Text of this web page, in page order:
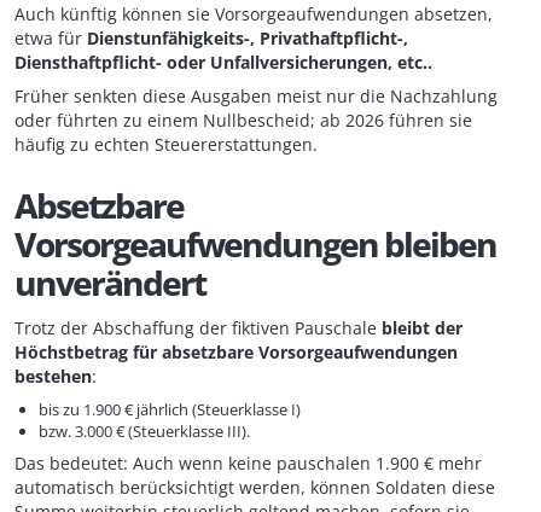
Auch künftig können sie Vorsorgeaufwendungen absetzen,
etwa für Dienstunfähigkeits-, Privathaftpflicht-,
Diensthaftpflicht- oder Unfallversicherungen, etc..
Früher senkten diese Ausgaben meist nur die Nachzahlung
oder führten zu einem Nullbescheid; ab 2026 führen sie
häufig zu echten Steuererstattungen.
Absetzbare
Vorsorgeaufwendungen bleiben
unverändert
Trotz der Abschaffung der fiktiven Pauschale bleibt der
Höchstbetrag für absetzbare Vorsorgeaufwendungen
bestehen:
bis zu 1.900 € jährlich (Steuerklasse I)
bzw. 3.000 € (Steuerklasse III).
Das bedeutet: Auch wenn keine pauschalen 1.900 € mehr
automatisch berücksichtigt werden, können Soldaten diese